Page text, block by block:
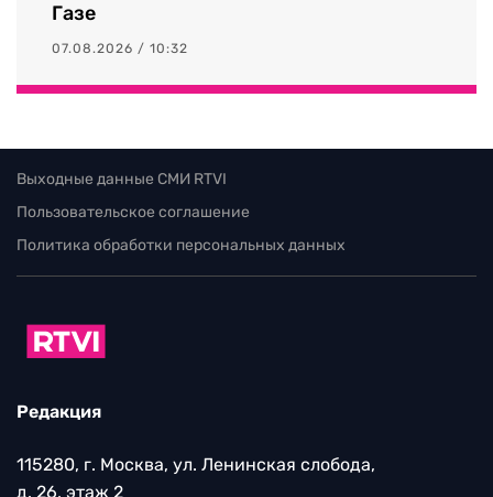
Газе
07.08.2026 / 10:32
Выходные данные СМИ RTVI
Пользовательское соглашение
Политика обработки персональных данных
Редакция
115280, г. Москва, ул. Ленинская слобода,
д. 26, этаж 2